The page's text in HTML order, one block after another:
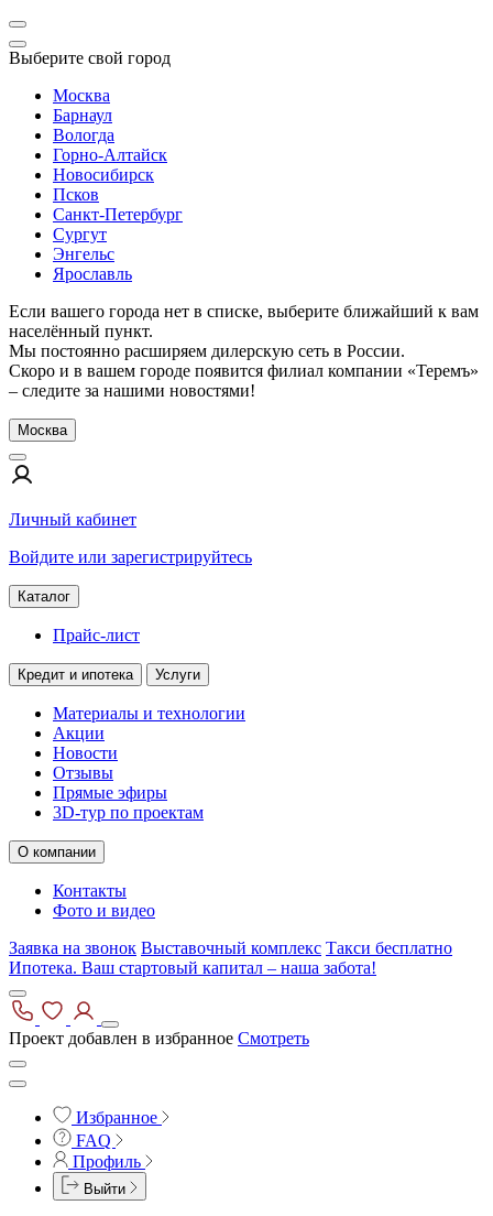
Выберите свой город
Москва
Барнаул
Вологда
Горно-Алтайск
Новосибирск
Псков
Санкт-Петербург
Сургут
Энгельс
Ярославль
Если вашего города нет в списке, выберите ближайший к вам
населённый пункт.
Мы постоянно расширяем дилерскую сеть в России.
Скоро и в вашем городе появится филиал компании «Теремъ»
– следите за нашими новостями!
Москва
Личный кабинет
Войдите или зарегистрируйтесь
Каталог
Прайс-лист
Кредит и ипотека Услуги
Материалы и технологии
Акции
Новости
Отзывы
Прямые эфиры
3D-тур по проектам
О компании
Контакты
Фото и видео
Заявка на звонок Выставочный комплекс Такси бесплатно
Ипотека. Ваш стартовый капитал – наша забота!
Проект добавлен в избранное Смотреть
Избранное
FAQ
Профиль
Выйти